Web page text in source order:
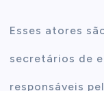
Esses atores
secretários de
responsáveis